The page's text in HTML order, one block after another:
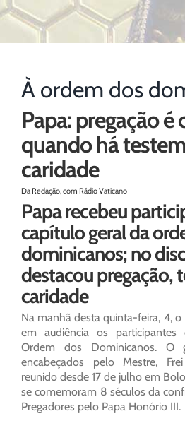
À ordem dos
Papa: pregação é
quando há
caridade
Da Redação, com Rádio Vaticano
Papa recebeu
capítulo geral da
dominicanos; no
destacou pregação,
caridade
Na manhã desta quinta-feira, 4, o
em audiência os
Ordem dos Dominicanos. O
encabeçados pelo Mestre,
reunido desde 17 de julho em
se comemoram 8 séculos da
Pregadores pelo Papa Honório III.